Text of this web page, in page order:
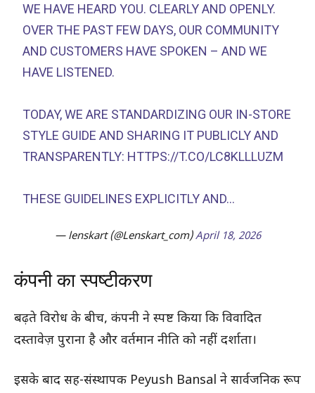
WE HAVE HEARD YOU. CLEARLY AND OPENLY.
OVER THE PAST FEW DAYS, OUR COMMUNITY
AND CUSTOMERS HAVE SPOKEN – AND WE
HAVE LISTENED.
TODAY, WE ARE STANDARDIZING OUR IN-STORE
STYLE GUIDE AND SHARING IT PUBLICLY AND
TRANSPARENTLY: HTTPS://T.CO/LC8KLLLUZM
THESE GUIDELINES EXPLICITLY AND…
— lenskart (@Lenskart_com)April 18, 2026
कंपनी का स्पष्टीकरण
बढ़ते विरोध के बीच, कंपनी ने स्पष्ट किया कि विवादित
दस्तावेज़ पुराना है और वर्तमान नीति को नहीं दर्शाता।
इसके बाद सह-संस्थापक Peyush Bansal ने सार्वजनिक रूप